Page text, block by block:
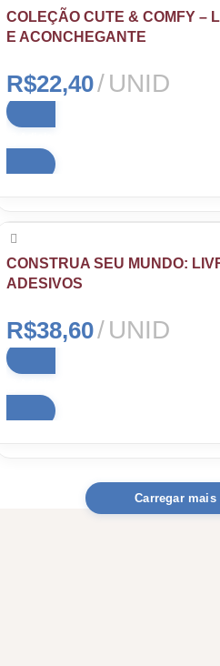
COLEÇÃO CUTE & COMFY –
E ACONCHEGANTE
R$22,40 UNID
CONSTRUA SEU MUNDO:
ADESIVOS
R$38,60 UNID
Carregar